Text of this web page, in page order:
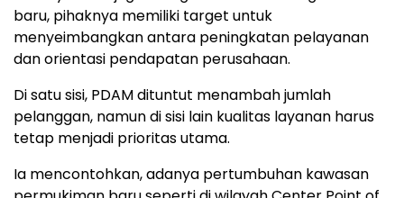
baru, pihaknya memiliki target untuk
menyeimbangkan antara peningkatan pelayanan
dan orientasi pendapatan perusahaan.
Di satu sisi, PDAM dituntut menambah jumlah
pelanggan, namun di sisi lain kualitas layanan harus
tetap menjadi prioritas utama.
Ia mencontohkan, adanya pertumbuhan kawasan